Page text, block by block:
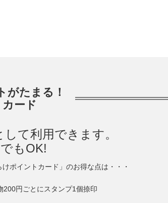
がたまる！
ード
て利用できます。
もOK!
けポイントカード」のお得な点は・・・
200円ごとにスタンプ1個捺印